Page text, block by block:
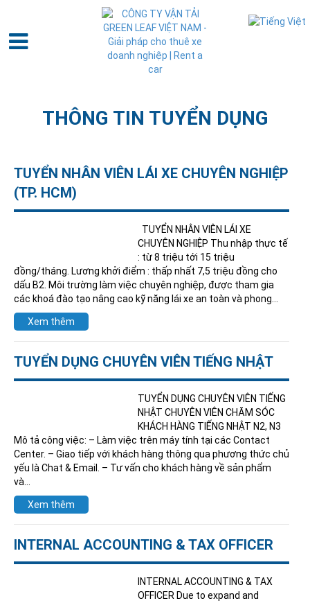
THÔNG TIN TUYỂN DỤNG
TUYỂN NHÂN VIÊN LÁI XE CHUYÊN NGHIỆP
(TP. HCM)
TUYỂN NHÂN VIÊN LÁI XE
CHUYÊN NGHIỆP Thu nhập thực tế
: từ 8 triệu tới 15 triệu
đồng/tháng. Lương khởi điểm : thấp nhất 7,5 triệu đồng cho
dấu B2. Môi trường làm việc chuyên nghiệp, được tham gia
các khoá đào tạo nâng cao kỹ năng lái xe an toàn và phong…
Xem thêm
TUYỂN DỤNG CHUYÊN VIÊN TIẾNG NHẬT
TUYỂN DỤNG CHUYÊN VIÊN TIẾNG
NHẬT CHUYÊN VIÊN CHĂM SÓC
KHÁCH HÀNG TIẾNG NHẬT N2, N3
Mô tả công việc: – Làm việc trên máy tính tại các Contact
Center. – Giao tiếp với khách hàng thông qua phương thức chủ
yếu là Chat & Email. – Tư vấn cho khách hàng về sản phẩm
và…
Xem thêm
INTERNAL ACCOUNTING & TAX OFFICER
INTERNAL ACCOUNTING & TAX
OFFICER Due to expand and